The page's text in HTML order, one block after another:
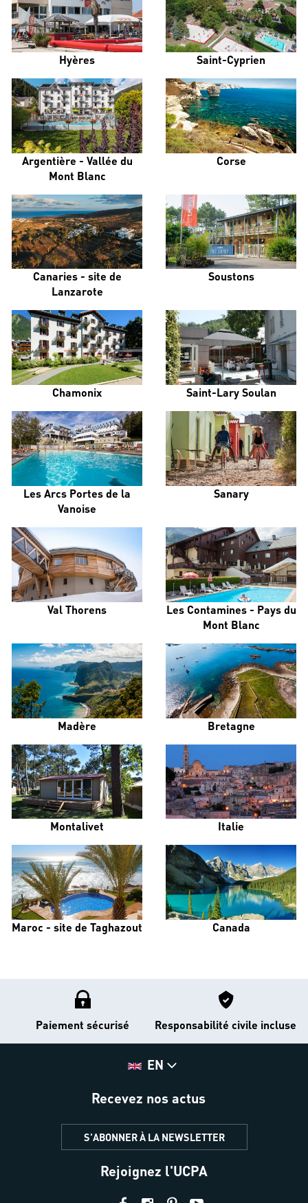
Hyères Saint-Cyprien
Argentière - Vallée du
Mont Blanc
Corse
Canaries - site de
Lanzarote
Soustons
Chamonix Saint-Lary Soulan
Les Arcs Portes de la
Vanoise
Sanary
Val Thorens
Les Contamines - Pays du
Mont Blanc
Madère Bretagne
Montalivet Italie
Maroc - site de Taghazout Canada
Paiement sécurisé Responsabilité civile incluse
EN
Recevez nos actus
S'ABONNER À LA NEWSLETTER
Rejoignez l'UCPA